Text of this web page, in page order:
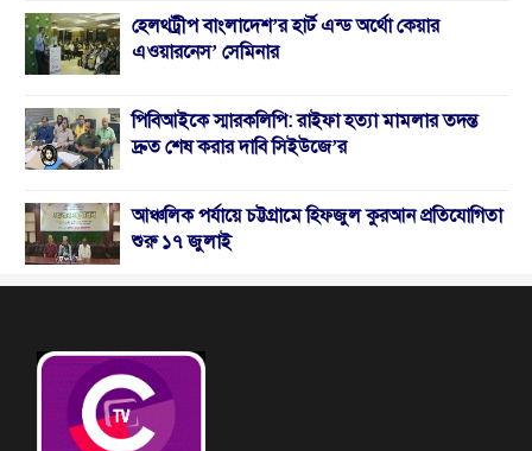
হেলথট্রীপ বাংলাদেশ’র হার্ট এন্ড অর্থো কেয়ার
এওয়ারনেস’ সেমিনার
পিবিআইকে স্মারকলিপি: রাইফা হত্যা মামলার তদন্ত
দ্রুত শেষ করার দাবি সিইউজে’র
আঞ্চলিক পর্যায়ে চট্টগ্রামে হিফজুল কুরআন প্রতিযোগিতা
শুরু ১৭ জুলাই